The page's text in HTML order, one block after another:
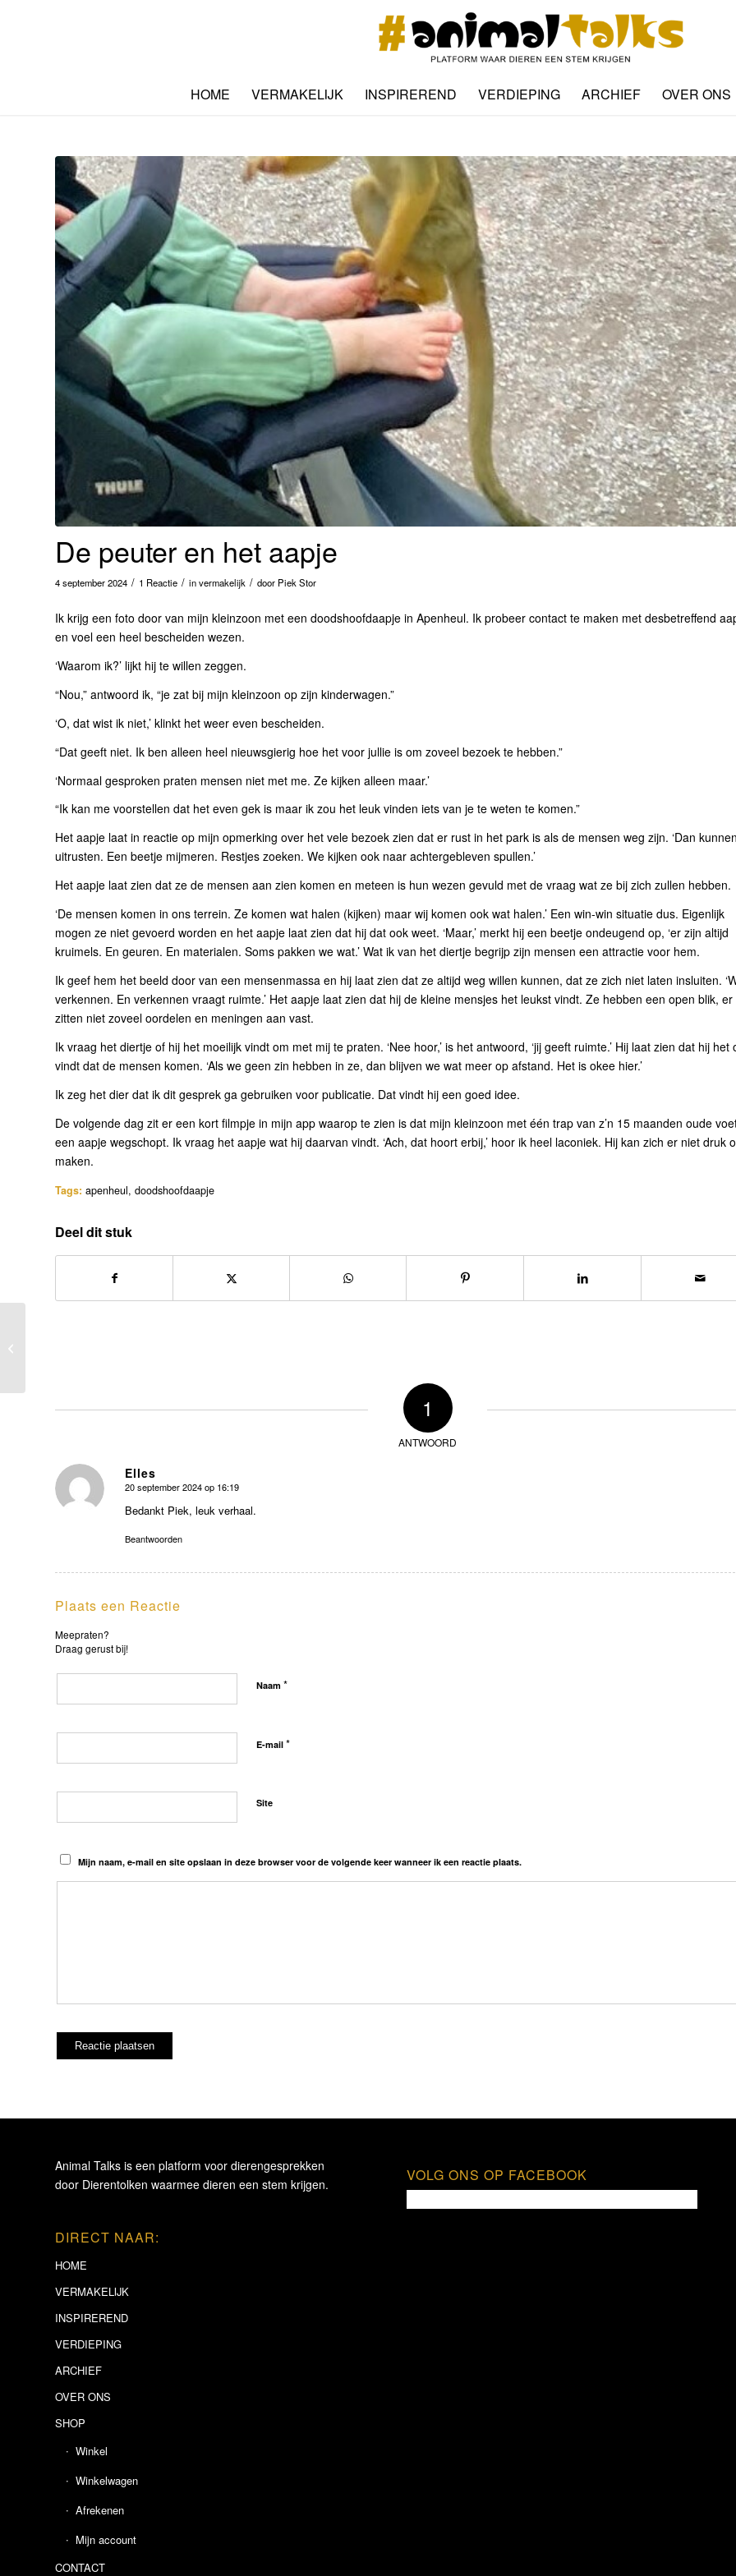
HOME VERMAKELIJK INSPIREREND VERDIEPING ARCHIEF OVER ONS
De peuter en het aapje
4 september 2024 / 1 Reactie / invermakelijk / door Piek Stor
Ik krijg een foto door van mijn kleinzoon met een doodshoofdaapje in Apenheul. Ik probeer contact te maken met desbetreffend
en voel een heel bescheiden wezen.
‘Waarom ik?’ lijkt hij te willen zeggen.
“Nou,” antwoord ik, “je zat bij mijn kleinzoon op zijn kinderwagen.”
‘O, dat wist ik niet,’ klinkt het weer even bescheiden.
“Dat geeft niet. Ik ben alleen heel nieuwsgierig hoe het voor jullie is om zoveel bezoek te hebben.”
‘Normaal gesproken praten mensen niet met me. Ze kijken alleen maar.’
“Ik kan me voorstellen dat het even gek is maar ik zou het leuk vinden iets van je te weten te komen.”
Het aapje laat in reactie op mijn opmerking over het vele bezoek zien dat er rust in het park is als de mensen weg zijn. ‘Dan
uitrusten. Een beetje mijmeren. Restjes zoeken. We kijken ook naar achtergebleven spullen.’
Het aapje laat zien dat ze de mensen aan zien komen en meteen is hun wezen gevuld met de vraag wat ze bij zich zullen hebben.
‘De mensen komen in ons terrein. Ze komen wat halen (kijken) maar wij komen ook wat halen.’ Een win-win situatie dus. Eigenlijk
mogen ze niet gevoerd worden en het aapje laat zien dat hij dat ook weet. ‘Maar,’ merkt hij een beetje ondeugend op, ‘er zijn altijd
kruimels. En geuren. En materialen. Soms pakken we wat.’ Wat ik van het diertje begrijp zijn mensen een attractie voor hem.
Ik geef hem het beeld door van een mensenmassa en hij laat zien dat ze altijd weg willen kunnen, dat ze zich niet laten insluiten.
verkennen. En verkennen vraagt ruimte.’ Het aapje laat zien dat hij de kleine mensjes het leukst vindt. Ze hebben een open blik, er
zitten niet zoveel oordelen en meningen aan vast.
Ik vraag het diertje of hij het moeilijk vindt om met mij te praten. ‘Nee hoor,’ is het antwoord, ‘jij geeft ruimte.’ Hij laat zien dat hij het
vindt dat de mensen komen. ‘Als we geen zin hebben in ze, dan blijven we wat meer op afstand. Het is okee hier.’
Ik zeg het dier dat ik dit gesprek ga gebruiken voor publicatie. Dat vindt hij een goed idee.
De volgende dag zit er een kort filmpje in mijn app waarop te zien is dat mijn kleinzoon met één trap van z’n 15 maanden oude
een aapje wegschopt. Ik vraag het aapje wat hij daarvan vindt. ‘Ach, dat hoort erbij,’ hoor ik heel laconiek. Hij kan zich er niet druk
maken.
Tags: apenheul, doodshoofdaapje
Deel dit stuk
1
ANTWOORD
Elles
zegt:
20 september 2024 op 16:19
Bedankt Piek, leuk verhaal.
Beantwoorden
Plaats een Reactie
Meepraten?
Draag gerust bij!
Naam *
E-mail *
Site
Mijn naam, e-mail en site opslaan in deze browser voor de volgende keer wanneer ik een reactie plaats.
Animal Talks is een platform voor dierengesprekken
door Dierentolken waarmee dieren een stem krijgen.
DIRECT NAAR:
HOME
VERMAKELIJK
INSPIREREND
VERDIEPING
ARCHIEF
OVER ONS
SHOP
Winkel
Winkelwagen
Afrekenen
Mijn account
CONTACT
VOLG ONS OP FACEBOOK